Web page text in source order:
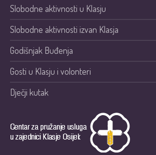
Slobodne aktivnosti u Klasju
Slobodne aktivnosti izvan Klasja
Godišnjak Buđenja
Gosti u Klasju i volonteri
Dječji kutak